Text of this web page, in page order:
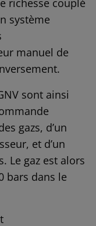
richesse couplé
système
manuel de
sont ainsi
gazs, d’un
et d’un
Le gaz est alors
bars dans le